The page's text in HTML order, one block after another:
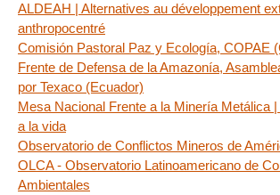
ALDEAH | Alternatives au développement
anthropocentré
Comisión Pastoral Paz y Ecología, COPAE
Frente de Defensa de la Amazonía,
por Texaco (Ecuador)
Mesa Nacional Frente a la Minería Metálica
a la vida
Observatorio de Conflictos Mineros de
OLCA - Observatorio Latinoamericano de
Ambientales